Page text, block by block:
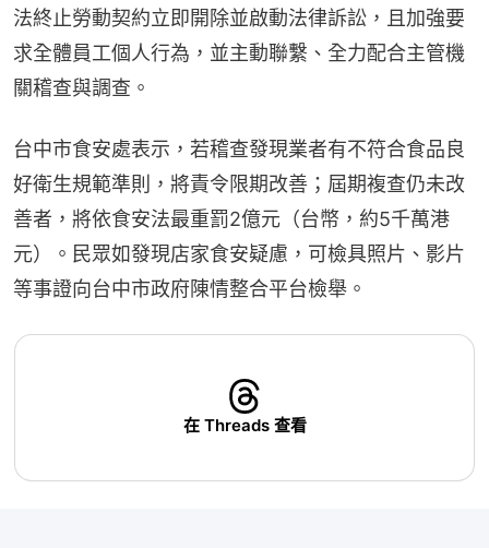
法終止勞動契約立即開除並啟動法律訴訟，且加強要
求全體員工個人行為，並主動聯繫、全力配合主管機
關稽查與調查。
台中市食安處表示，若稽查發現業者有不符合食品良
好衛生規範準則，將責令限期改善；屆期複查仍未改
善者，將依食安法最重罰2億元（台幣，約5千萬港
元）。民眾如發現店家食安疑慮，可檢具照片、影片
等事證向台中市政府陳情整合平台檢舉。
在 Threads 查看